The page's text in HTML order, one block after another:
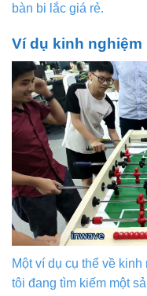
bàn bi lắc giá rẻ.
Ví dụ kinh nghiệm
Một ví dụ cụ thể về
tôi đang tìm kiếm một